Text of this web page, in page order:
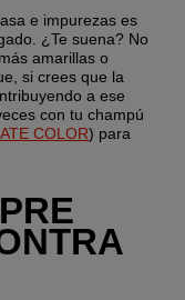
e impurezas es
¿Te suena? No
amarillas o
si crees que la
a ese
con tu champú
COLOR) para